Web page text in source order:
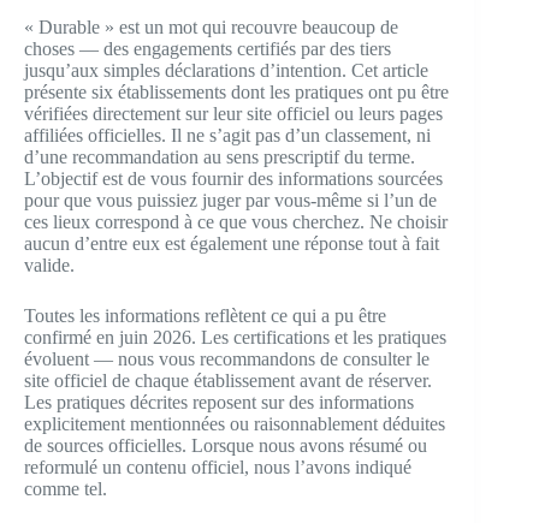
« Durable » est un mot qui recouvre beaucoup de
choses — des engagements certifiés par des tiers
jusqu’aux simples déclarations d’intention. Cet article
présente six établissements dont les pratiques ont pu être
vérifiées directement sur leur site officiel ou leurs pages
affiliées officielles. Il ne s’agit pas d’un classement, ni
d’une recommandation au sens prescriptif du terme.
L’objectif est de vous fournir des informations sourcées
pour que vous puissiez juger par vous-même si l’un de
ces lieux correspond à ce que vous cherchez. Ne choisir
aucun d’entre eux est également une réponse tout à fait
valide.
Toutes les informations reflètent ce qui a pu être
confirmé en juin 2026. Les certifications et les pratiques
évoluent — nous vous recommandons de consulter le
site officiel de chaque établissement avant de réserver.
Les pratiques décrites reposent sur des informations
explicitement mentionnées ou raisonnablement déduites
de sources officielles. Lorsque nous avons résumé ou
reformulé un contenu officiel, nous l’avons indiqué
comme tel.